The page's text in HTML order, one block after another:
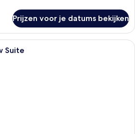
Prijzen voor je datums bekijken
Een balkon met een bank, kussens
Suite